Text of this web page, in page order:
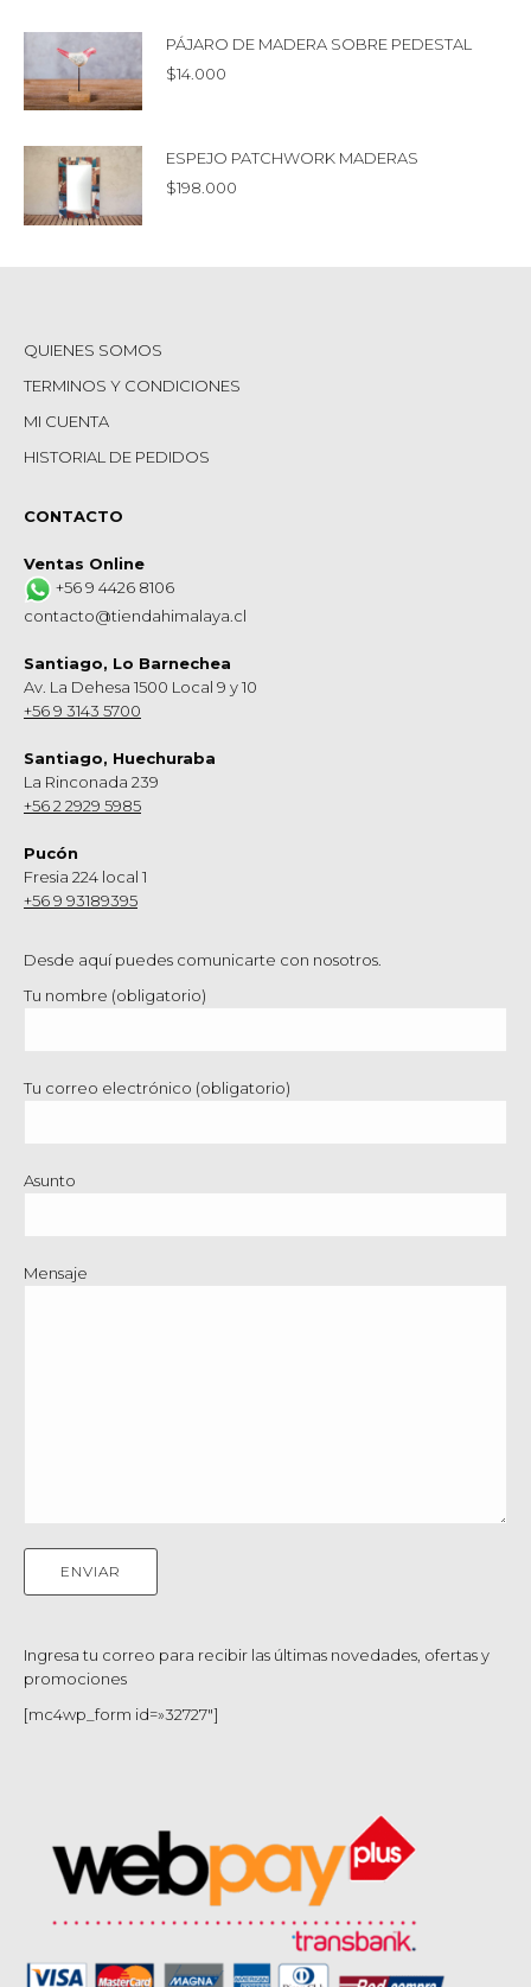
PÁJARO DE MADERA SOBRE PEDESTAL
$14.000
ESPEJO PATCHWORK MADERAS
$198.000
QUIENES SOMOS
TERMINOS Y CONDICIONES
MI CUENTA
HISTORIAL DE PEDIDOS
CONTACTO
Ventas Online
+56 9 4426 8106
contacto@tiendahimalaya.cl
Santiago, Lo Barnechea
Av. La Dehesa 1500 Local 9 y 10
+56 9 3143 5700
Santiago, Huechuraba
La Rinconada 239
+56 2 2929 5985
Pucón
Fresia 224 local 1
+56 9 93189395
Desde aquí puedes comunicarte con nosotros.
Tu nombre (obligatorio)
Tu correo electrónico (obligatorio)
Asunto
Mensaje
Ingresa tu correo para recibir las últimas novedades, ofertas y
promociones
[mc4wp_form id=»32727″]